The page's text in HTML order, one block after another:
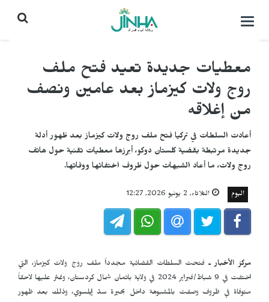
التحكم
معطيات جديدة تعيد فتح ملف
روج ولات كيزماز بعد عامين ونصف
من إغلاقه
أعادت السلطات في تركيا فتح ملف روج ولات كيزماز بعد ظهور أدلة
جديدة مرتبطة بقضية كلستان دوكو، أبرزها معطيات تقنية حول هاتف
روج ولات، ما أعاد الشبهات حول ظروف اختفائها ووفاتها.
اليوم الثلاثاء, 2 يونيو 2026, 12:27
مركز الأخبار ـ فتحت السلطات القضائية مجدداً ملف روج ولات كيزماز، التي
اختفت في 9 شباط/فبراير 2024 في ولاية باتمان شمال كردستان، وعُثر عليها لاحقاً
متوفاة في ظروف وصفت بالمشبوهة داخل بحيرة سدّ إيلسوي، وذلك بعد ظهور